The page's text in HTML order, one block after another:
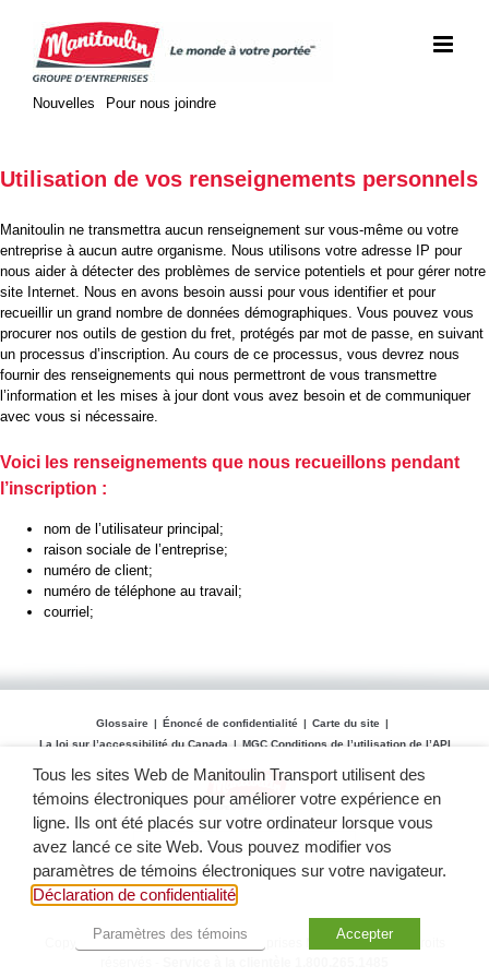
content
Pour nous joindre
Nouvelles
Utilisation de vos renseignements personnels
Manitoulin ne transmettra aucun renseignement sur vous-même ou votre
entreprise à aucun autre organisme. Nous utilisons votre adresse IP pour
nous aider à détecter des problèmes de service potentiels et pour gérer notre
site Internet. Nous en avons besoin aussi pour vous identifier et pour
recueillir un grand nombre de données démographiques. Vous pouvez vous
procurer nos outils de gestion du fret, protégés par mot de passe, en suivant
un processus d’inscription. Au cours de ce processus, vous devrez nous
fournir des renseignements qui nous permettront de vous transmettre
l’information et les mises à jour dont vous avez besoin et de communiquer
avec vous si nécessaire.
Voici les renseignements que nous recueillons pendant
l’inscription :
nom de l’utilisateur principal;
raison sociale de l’entreprise;
numéro de client;
numéro de téléphone au travail;
courriel;
Glossaire Énoncé de confidentialité
Carte du site
La loi sur l’accessibilité du Canada
MGC Conditions de l’utilisation de l’API
Copyright 2012 -2026 Groupe d'entreprises Manitoulin. | Tous droits
Tous les sites Web de Manitoulin Transport utilisent des
témoins électroniques pour améliorer votre expérience en
ligne. Ils ont été placés sur votre ordinateur lorsque vous
avez lancé ce site Web. Vous pouvez modifier vos
paramètres de témoins électroniques sur votre navigateur.
Déclaration de confidentialité
Paramètres des témoins Accepter